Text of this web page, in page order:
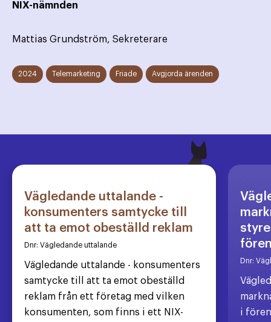
NIX-nämnden
Mattias Grundström, Sekreterare
2024 Telemarketing Friade Avgjorda ärenden
Vägledande uttalande -
konsumenters samtycke till
att ta emot obeställd reklam
Dnr: Vägledande uttalande
Vägledande uttalande - konsumenters
samtycke till att ta emot obeställd
reklam från ett företag med vilken
konsumenten, som finns i ett NIX-
Dnr:
i